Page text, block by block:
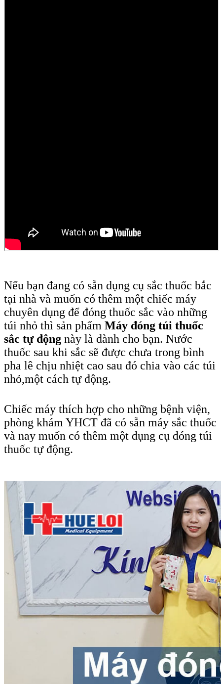
Nếu bạn đang có sẵn dụng cụ sắc thuốc bắc
tại nhà và muốn có thêm một chiếc máy
chuyên dụng để đóng thuốc sắc vào những
túi nhỏ thì sản phẩm Máy đóng túi thuốc
sắc tự động này là dành cho bạn. Nước
thuốc sau khi sắc sẽ được chưa trong bình
pha lê chịu nhiệt cao sau đó chia vào các túi
nhỏ,một cách tự động.
Chiếc máy thích hợp cho những bệnh viện,
phòng khám YHCT đã có sẵn máy sắc thuốc
và nay muốn có thêm một dụng cụ đóng túi
thuốc tự động.